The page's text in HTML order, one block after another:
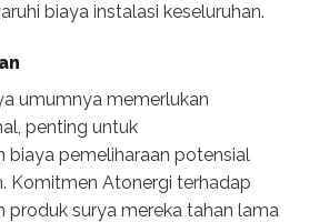
biaya instalasi keseluruhan.
umumnya memerlukan
penting untuk
biaya pemeliharaan potensial
Komitmen Atonergi terhadap
produk surya mereka tahan lama